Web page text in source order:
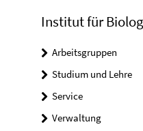
Institut für
Arbeitsgruppen
Studium und Lehre
Service
Verwaltung